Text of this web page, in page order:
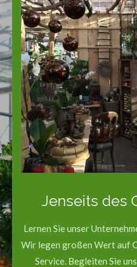
Jenseits des
Lernen Sie unser
Wir legen großen Wert auf
Service. Begleiten Sie